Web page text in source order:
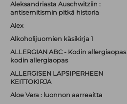
Aleksandriasta Auschwitziin :
antisemitismin pitkä historia
Alex
Alkoholijuomien käsikirja 1
ALLERGIAN ABC - Kodin allergiaopas
kodin allergiaopas
ALLERGISEN LAPSIPERHEEN
KEITTOKIRJA
Aloe Vera : luonnon aarreaitta